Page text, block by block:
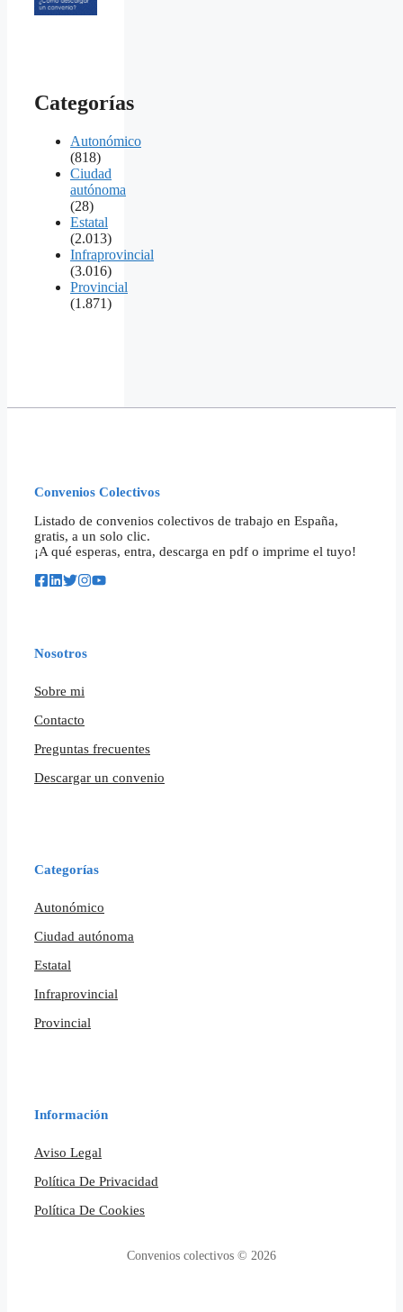
Categorías
Autonómico
(818)
Ciudad
autónoma
(28)
Estatal
(2.013)
Infraprovincial
(3.016)
Provincial
(1.871)
Convenios Colectivos
Listado de convenios colectivos de trabajo en España,
gratis, a un solo clic.
¡A qué esperas, entra, descarga en pdf o imprime el tuyo!
Nosotros
Sobre mi
Contacto
Preguntas frecuentes
Descargar un convenio
Categorías
Autonómico
Ciudad autónoma
Estatal
Infraprovincial
Provincial
Información
Aviso Legal
Política De Privacidad
Política De Cookies
Convenios colectivos © 2026